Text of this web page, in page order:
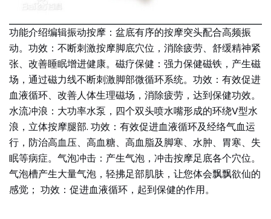
功能介绍编辑振动按摩：盆底有序的按摩突头配合高频振
动。功效：不断刺激按摩脚底穴位，消除疲劳、舒缓精神紧
张、改善睡眠增进健康。磁疗保健：强力保健磁铁，产生磁
场，通过磁力线不断刺激脚部微循环系统。功效：有效促进
血液循环、改善人体生理磁场，消除疲劳，达到保健功效。
水流冲浪：大功率水泵，四个双头喷水嘴形成的环绕V型水
浪，立体按摩腿部. 功效：有效促进血液循环及经络气血运
行，防治高血压、高血糖、高血脂及脚寒、水肿、胃寒、失
眠等病症。气泡冲击：产生气泡，冲击按摩足底各个穴位。
气泡槽产生大量气泡，轻拂足部肌肤，让您体会飘飘欲仙的
感觉； 功效：促进血液循环，起到保健的作用。